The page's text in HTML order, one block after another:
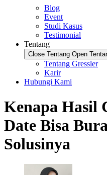
Blog
Event
Studi Kasus
Testimonial
Tentang
Close Tentang Open
Tentang Gressler
Karir
Hubungi Kami
Kenapa Hasil
Date Bisa
Solusinya